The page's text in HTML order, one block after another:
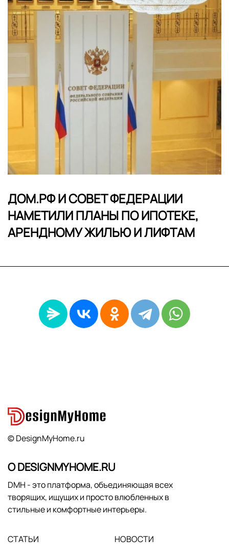
ДОМ.РФ И СОВЕТ ФЕДЕРАЦИИ
НАМЕТИЛИ ПЛАНЫ ПО ИПОТЕКЕ,
АРЕНДНОМУ ЖИЛЬЮ И ЛИФТАМ
© DesignMyHome.ru
О DESIGNMYHOME.RU
DMH - это платформа, объединяющая всех
творящих, ищущих и просто влюбленных в
стильные и комфортные интерьеры.
СТАТЬИ НОВОСТИ